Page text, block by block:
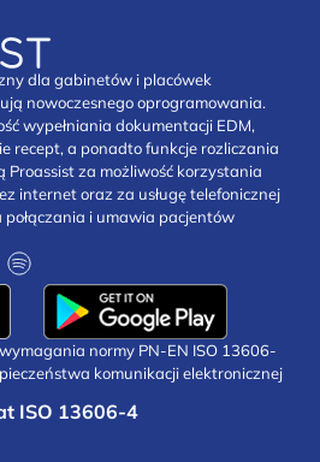
dla gabinetów i placówek
nowoczesnego oprogramowania.
wypełniania dokumentacji EDM,
recept, a ponadto funkcje rozliczania
Proassist za możliwość korzystania
internet oraz za usługę telefonicznej
i umawia pacjentów
normy PN-EN ISO 13606-
komunikacji elektronicznej
ISO 13606-4